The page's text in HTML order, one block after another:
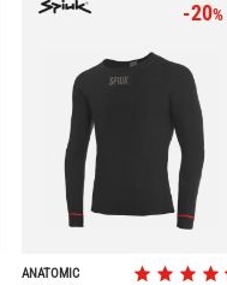
-20%
ANATOMIC